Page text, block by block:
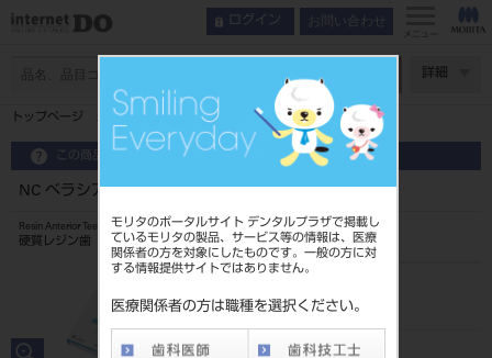
モリタのポータルサイト デンタルプラザで掲載し
ているモリタの製品、サービス等の情報は、医療
関係者の方を対象にしたものです。一般の方に対
する情報提供サイトではありません。
医療関係者の方は職種を選択ください。
ログイン お問い合わせ
メニュー
詳細
トップページ NC ベラシア アンテリア 上顎 S 方型
この商品に関するお問い合わせ
NC ベラシア アンテリア 上顎 S 方型
Resin Anterior Teeth
硬質レジン歯
204350103S5
JAN/EANコード